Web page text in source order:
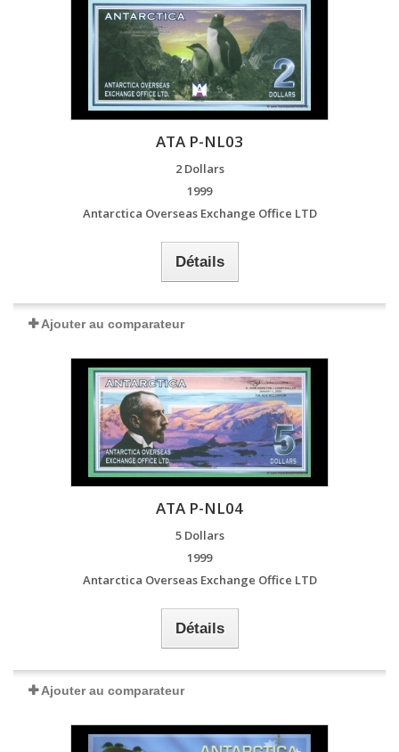
ATA P-NL03
2 Dollars
1999
Antarctica Overseas Exchange Office LTD
Détails
Ajouter au comparateur
ATA P-NL04
5 Dollars
1999
Antarctica Overseas Exchange Office LTD
Détails
Ajouter au comparateur